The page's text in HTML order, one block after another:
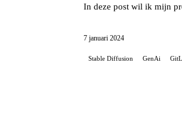
In deze post wil ik mijn
7 januari 2024
Stable Diffusion GenAi